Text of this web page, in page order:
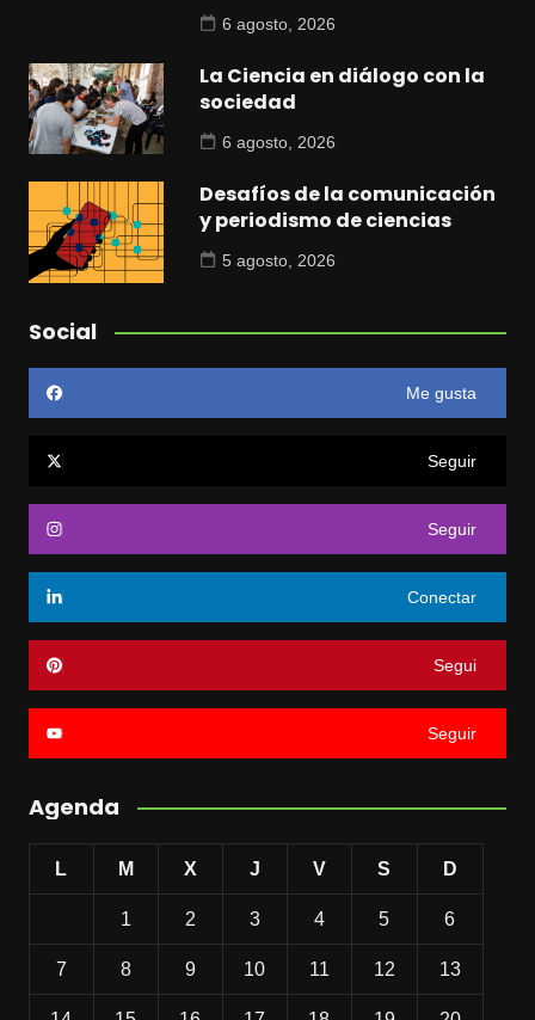
6 agosto, 2026
La Ciencia en diálogo con la
sociedad
6 agosto, 2026
Desafíos de la comunicación
y periodismo de ciencias
5 agosto, 2026
Social
Me gusta
Seguir
Seguir
Conectar
Segui
Seguir
Agenda
L M X J V S D
1 2 3 4 5 6
7 8 9 10 11 12 13